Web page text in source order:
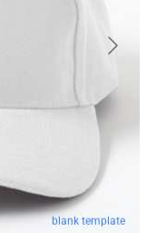
blank template